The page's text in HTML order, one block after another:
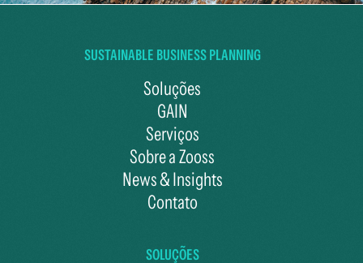
SUSTAINABLE BUSINESS PLANNING
Soluções
GAIN
Serviços
Sobre a Zooss
News & Insights
Contato
SOLUÇÕES